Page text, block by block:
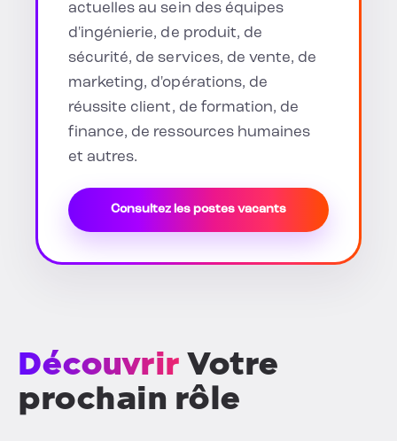
actuelles au sein des équipes
d'ingénierie, de produit, de
sécurité, de services, de vente, de
marketing, d'opérations, de
réussite client, de formation, de
finance, de ressources humaines
et autres.
Consultez les postes vacants
Découvrir Votre
prochain rôle